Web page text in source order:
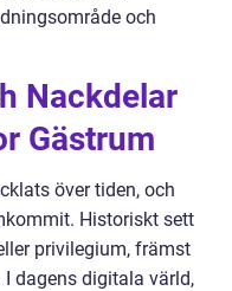
och
Nackdelar
Gästrum
över tiden, och
Historiskt sett
privilegium, främst
dagens digitala värld,